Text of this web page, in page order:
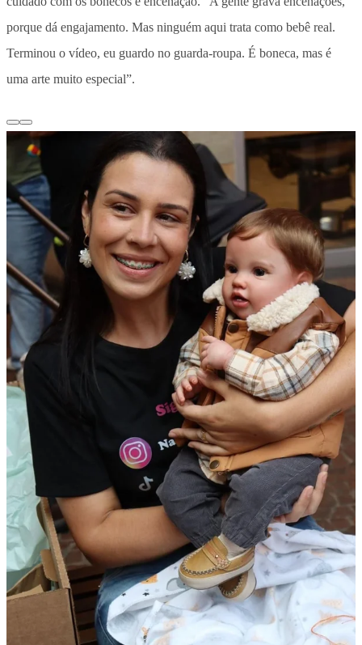
porque dá engajamento. Mas ninguém aqui trata como bebê real.
Terminou o vídeo, eu guardo no guarda-roupa. É boneca, mas é
uma arte muito especial”.